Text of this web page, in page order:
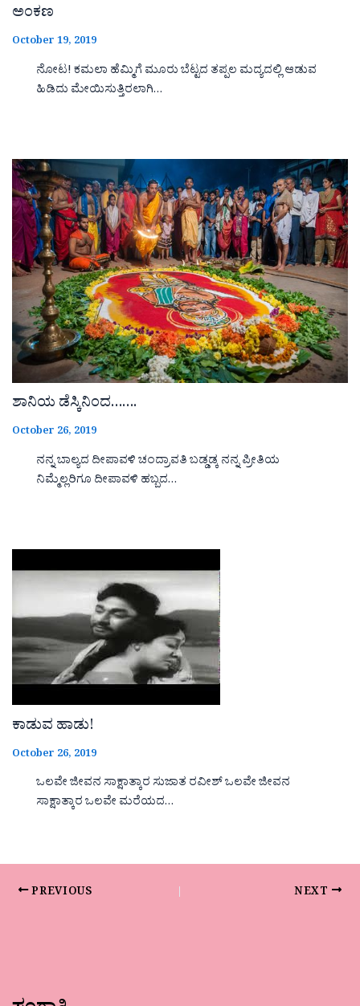
ಅಂಕಣ
October 19, 2019
ನೋಟ! ಕಮಲಾ ಹೆಮ್ಮಿಗೆ ಮೂರು ಬೆಟ್ಟದ ತಪ್ಪಲ ಮದ್ಯದಲ್ಲಿ ಆಡುವ
ಹಿಡಿದು ಮೇಯಿಸುತ್ತಿರಲಾಗಿ…
ಶಾನಿಯ ಡೆಸ್ಕಿನಿಂದ…….
October 26, 2019
ನನ್ನ ಬಾಲ್ಯದ ದೀಪಾವಳಿ ಚಂದ್ರಾವತಿ ಬಡ್ಡಡ್ಕ ನನ್ನ ಪ್ರೀತಿಯ
ನಿಮ್ಮೆಲ್ಲರಿಗೂ ದೀಪಾವಳಿ ಹಬ್ಬದ…
ಕಾಡುವ ಹಾಡು!
October 26, 2019
ಒಲವೇ ಜೀವನ ಸಾಕ್ಷಾತ್ಕಾರ ಸುಜಾತ ರವೀಶ್ ಒಲವೇ ಜೀವನ
ಸಾಕ್ಷಾತ್ಕಾರ ಒಲವೇ ಮರೆಯದ…
PREVIOUS NEXT